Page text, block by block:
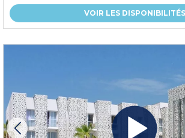
VOIR LES DISPONIBILITÉS